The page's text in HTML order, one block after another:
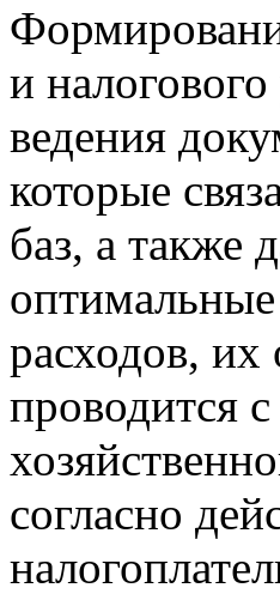
и
ведения
которые
баз, а также
расходов,
проводится
согласно